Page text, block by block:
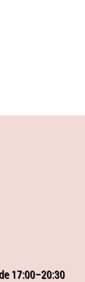
17:00–20:30